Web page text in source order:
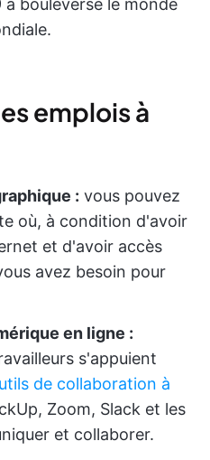
a bouleversé le monde
emplois à
: vous pouvez
où, à condition d'avoir
et d'avoir accès
avez besoin pour
en ligne :
s'appuient
de collaboration à
Zoom, Slack et les
et collaborer.